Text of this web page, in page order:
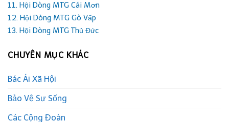
11. Hội Dòng MTG Cái Mơn
12. Hội Dòng MTG Gò Vấp
13. Hội Dòng MTG Thủ Đức
CHUYÊN MỤC KHÁC
Bác Ái Xã Hội
Bảo Vệ Sự Sống
Các Cộng Đoàn